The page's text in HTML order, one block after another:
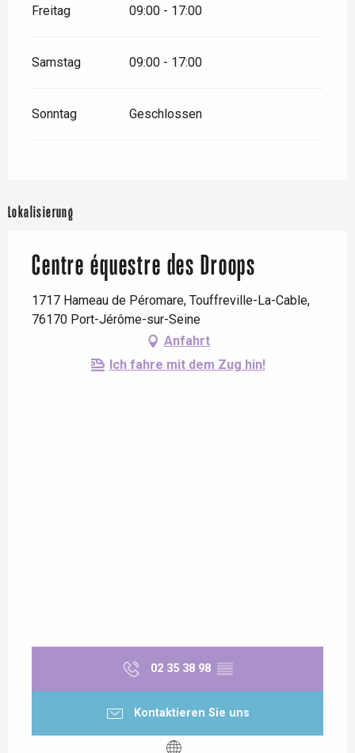
Freitag 09:00 - 17:00
Samstag 09:00 - 17:00
Sonntag Geschlossen
Lokalisierung
Centre équestre des Droops
1717 Hameau de Péromare, Touffreville-La-Cable,
76170 Port-Jérôme-sur-Seine
Anfahrt
Ich fahre mit dem Zug hin!
02 35 38 98 ▒▒
Kontaktieren Sie uns